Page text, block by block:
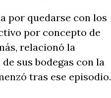
por quedarse con los
por concepto de
relacionó la
sus bodegas con la
tras ese episodio.